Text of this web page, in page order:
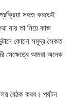
প্রক্রিয়া সহজ করতেই
যায় তা নিয়ে কাজ
কোনো সমুদ্র সৈকত
সেক্ষেত্রে আমরা অনেক
বৈঠক করব। পর্যটন